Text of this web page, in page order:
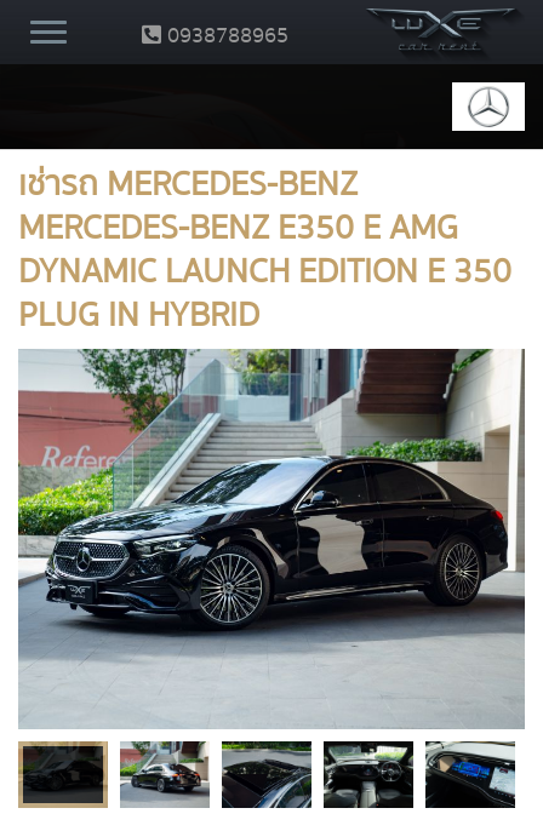
0938788965
เช่ารถ MERCEDES-BENZ
MERCEDES-BENZ E350 E AMG
DYNAMIC LAUNCH EDITION E 350
PLUG IN HYBRID